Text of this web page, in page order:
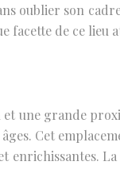
oublier son
facette de ce lieu
une grande
Cet
enrichissantes.